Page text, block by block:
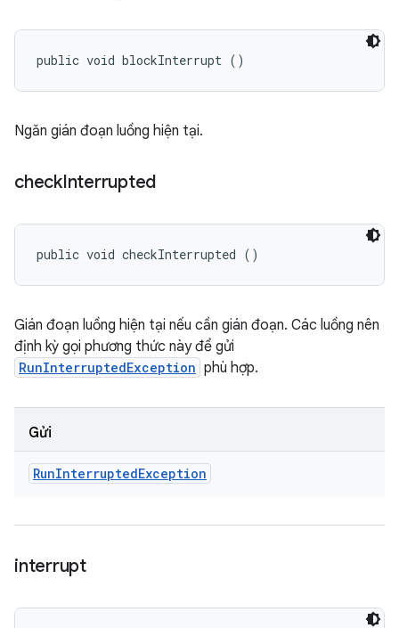
public void blockInterrupt ()
Ngăn gián đoạn luồng hiện tại.
checkInterrupted
public void checkInterrupted ()
Gián đoạn luồng hiện tại nếu cần gián đoạn. Các luồng nên
định kỳ gọi phương thức này để gửi
RunInterruptedException phù hợp.
Gửi
RunInterruptedException
interrupt